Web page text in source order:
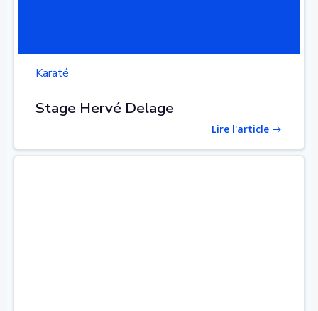
Karaté
Stage Hervé Delage
Lire l'article